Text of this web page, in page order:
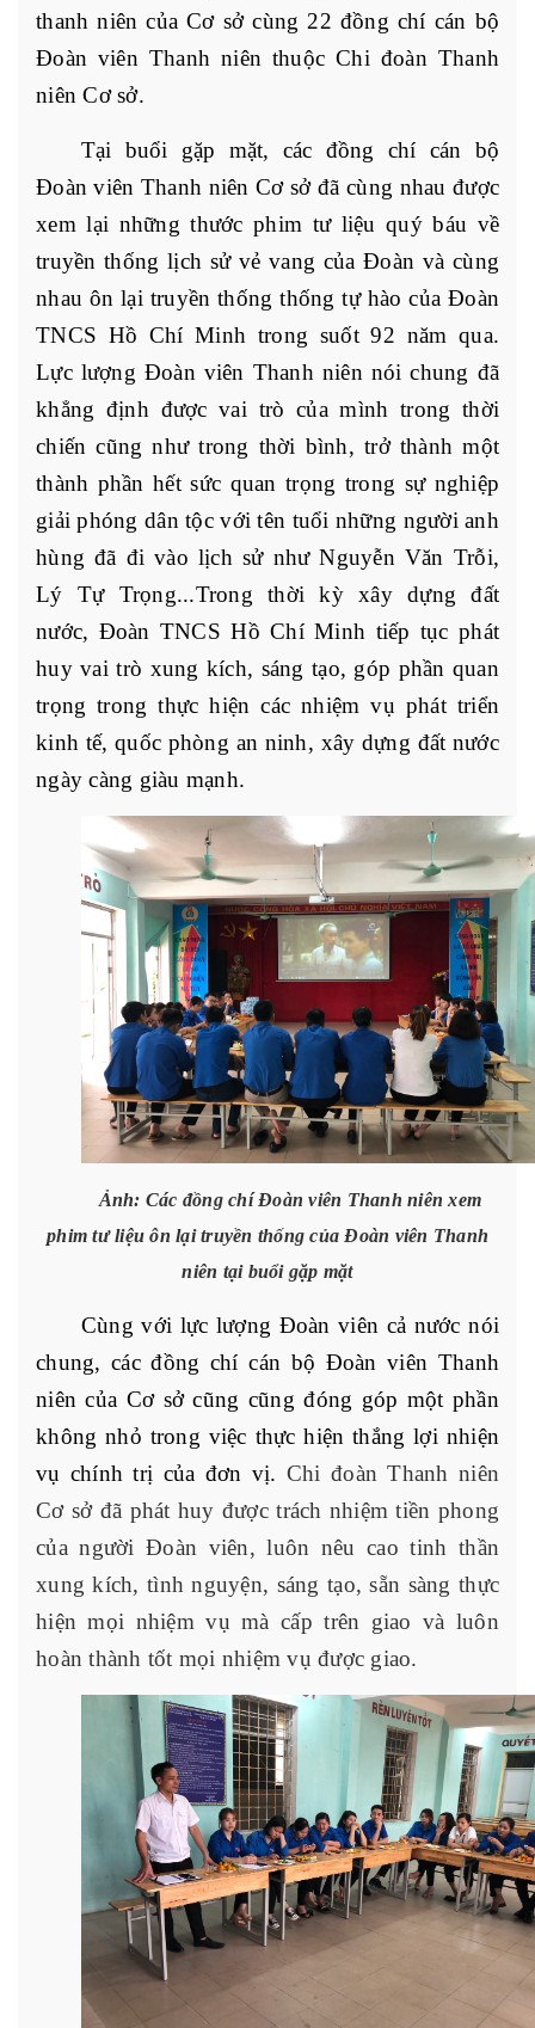
thanh niên của Cơ sở cùng 22 đồng chí cán bộ
Đoàn viên Thanh niên thuộc Chi đoàn Thanh
niên Cơ sở.
Tại buổi gặp mặt, các đồng chí cán bộ
Đoàn viên Thanh niên Cơ sở đã cùng nhau được
xem lại những thước phim tư liệu quý báu về
truyền thống lịch sử vẻ vang của Đoàn và cùng
nhau ôn lại truyền thốngthống tự hào của Đoàn
TNCS Hồ Chí Minh trong suốt 92 năm qua.
Lực lượng Đoàn viên Thanh niên nói chung đã
khẳng định được vai trò của mình trong thời
chiến cũng như trong thời bình, trở thành một
thành phần hết sức quan trọng trong sự nghiệp
giải phóng dân tộc với tên tuổi những người anh
hùng đã đi vào lịch sử như Nguyễn Văn Trỗi,
Lý Tự Trọng...Trong thời kỳ xây dựng đất
nước, Đoàn TNCS Hồ Chí Minh tiếp tục phát
huy vai trò xung kích, sáng tạo, góp phần quan
trọng trong thực hiện các nhiệm vụ phát triển
kinh tế, quốc phòng an ninh, xây dựng đất nước
ngày càng giàu mạnh.
Ảnh: Các đồng chí Đoàn viên Thanh niên xem
phim tư liệu ôn lại truyền thốngcủa Đoàn viên Thanh
niên tại buổi gặp mặt
Cùng với lực lượng Đoàn viên cả nước nói
chung, các đồng chí cán bộ Đoàn viên Thanh
niên của Cơ sở cũng cũng đóng góp một phần
không nhỏ trong việc thực hiện thắng lợi nhiện
vụ chính trị của đơn vị. Chi đoàn Thanh niên
Cơ sở đã phát huy được trách nhiệm tiền phong
của người Đoàn viên, luôn nêu cao tinh thần
xung kích, tình nguyện, sáng tạo, sẵn sàng thực
hiện mọi nhiệm vụ mà cấp trên giao và luôn
hoàn thành tốt mọi nhiệm vụ được giao.